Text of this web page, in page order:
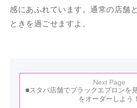
感にあふれています。通常の店舗
ときを過ごせますよ。
Next Page
■スタバ店舗でブラックエプロンを
をオーダーしよう！